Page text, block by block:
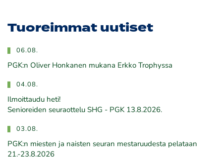
Tuoreimmat uutiset
06.08.
PGK:n Oliver Honkanen mukana Erkko Trophyssa
04.08.
Ilmoittaudu heti!
​​​​​​​Senioreiden seuraottelu SHG - PGK 13.8.2026.
03.08.
PGK:n miesten ja naisten seuran mestaruudesta pelataan
21.-23.8.2026